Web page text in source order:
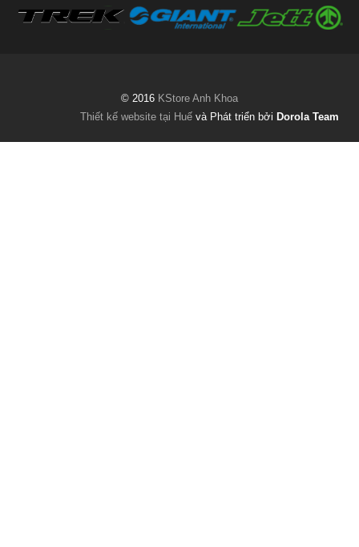
© 2016 KStore Anh Khoa
Thiết kế website tại Huế và Phát triển bởi Dorola Team